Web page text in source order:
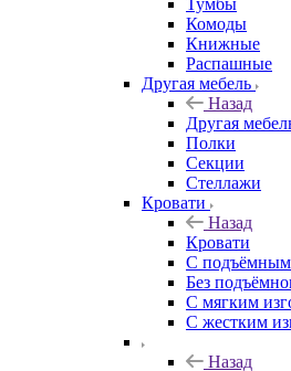
Тумбы
Комоды
Книжные
Распашные
Другая мебель
Назад
Другая
Полки
Секции
Стеллажи
Кровати
Назад
Кровати
С
Без
С мягким
С жестким
Назад